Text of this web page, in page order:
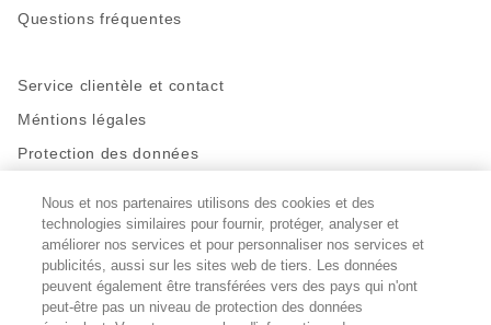
Questions fréquentes
Service clientèle et contact
Méntions légales
Protection des données
Restez en contact!
Facebook
http://twitter.com/migros
https://www.youtube.com/user/
PinterestInstagram
Paramètres des cookies
Nous et nos partenaires utilisons des cookies et des
technologies similaires pour fournir, protéger, analyser et
améliorer nos services et pour personnaliser nos services et
publicités, aussi sur les sites web de tiers. Les données
peuvent également être transférées vers des pays qui n'ont
peut-être pas un niveau de protection des données